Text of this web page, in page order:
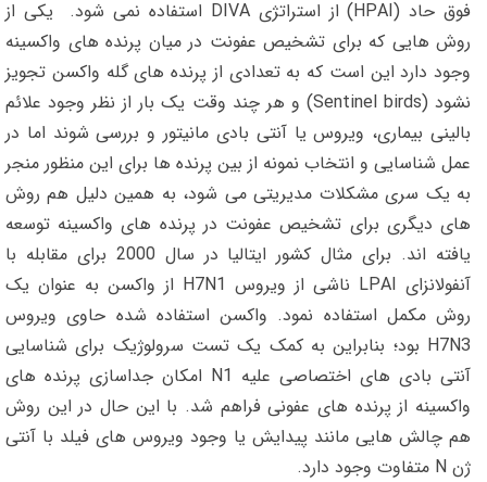
فوق حاد (HPAI) از استراتژی DIVA استفاده نمی شود. یکی از
روش هایی که برای تشخیص عفونت در میان پرنده های واکسینه
وجود دارد این است که به تعدادی از پرنده های گله واکسن تجویز
نشود (Sentinel birds) و هر چند وقت یک بار از نظر وجود علائم
بالینی بیماری، ویروس یا آنتی بادی مانیتور و بررسی شوند اما در
عمل شناسایی و انتخاب نمونه از بین پرنده ها برای این منظور منجر
به یک سری مشکلات مدیریتی می شود، به همین دلیل هم روش
های دیگری برای تشخیص عفونت در پرنده های واکسینه توسعه
یافته اند. برای مثال کشور ایتالیا در سال 2000 برای مقابله با
آنفولانزای LPAI ناشی از ویروس H7N1 از واکسن به عنوان یک
روش مکمل استفاده نمود. واکسن استفاده شده حاوی ویروس
H7N3 بود؛ بنابراین به کمک یک تست سرولوژیک برای شناسایی
آنتی بادی های اختصاصی علیه N1 امکان جداسازی پرنده های
واکسینه از پرنده های عفونی فراهم شد. با این حال در این روش
هم چالش هایی مانند پیدایش یا وجود ویروس های فیلد با آنتی
ژن N متفاوت وجود دارد.